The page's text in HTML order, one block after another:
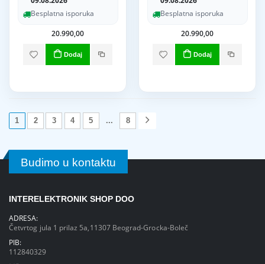
Besplatna isporuka
20.990,00
Dodaj
Besplatna isporuka
20.990,00
Dodaj
1 2 3 4 5 ... 8
Budimo u kontaktu
INTERELEKTRONIK SHOP DOO
ADRESA:
Četvrtog jula 1 prilaz 5a,11307 Beograd-Grocka-Boleč
PIB:
112840329